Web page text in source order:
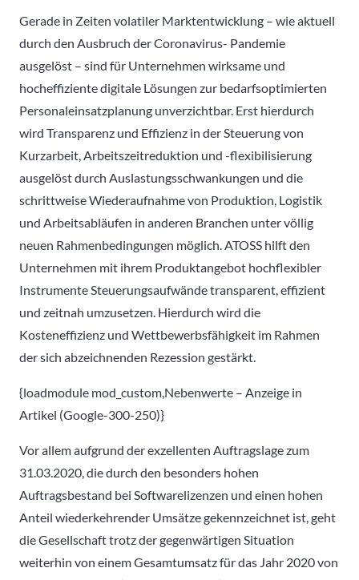
Gerade in Zeiten volatiler Marktentwicklung – wie aktuell
durch den Ausbruch der Coronavirus- Pandemie
ausgelöst – sind für Unternehmen wirksame und
hocheffiziente digitale Lösungen zur bedarfsoptimierten
Personaleinsatzplanung unverzichtbar. Erst hierdurch
wird Transparenz und Effizienz in der Steuerung von
Kurzarbeit, Arbeitszeitreduktion und -flexibilisierung
ausgelöst durch Auslastungsschwankungen und die
schrittweise Wiederaufnahme von Produktion, Logistik
und Arbeitsabläufen in anderen Branchen unter völlig
neuen Rahmenbedingungen möglich. ATOSS hilft den
Unternehmen mit ihrem Produktangebot hochflexibler
Instrumente Steuerungsaufwände transparent, effizient
und zeitnah umzusetzen. Hierdurch wird die
Kosteneffizienz und Wettbewerbsfähigkeit im Rahmen
der sich abzeichnenden Rezession gestärkt.
{loadmodule mod_custom,Nebenwerte – Anzeige in
Artikel (Google-300-250)}
Vor allem aufgrund der exzellenten Auftragslage zum
31.03.2020, die durch den besonders hohen
Auftragsbestand bei Softwarelizenzen und einen hohen
Anteil wiederkehrender Umsätze gekennzeichnet ist, geht
die Gesellschaft trotz der gegenwärtigen Situation
weiterhin von einem Gesamtumsatz für das Jahr 2020 von